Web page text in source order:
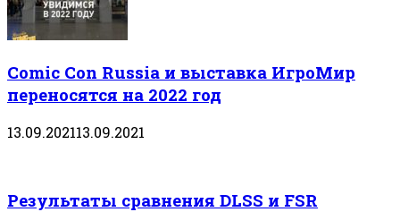
Comic Con Russia и выставка ИгроМир
переносятся на 2022 год
13.09.202113.09.2021
Результаты сравнения DLSS и FSR